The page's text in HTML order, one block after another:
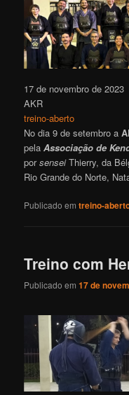
17 de novembro de 2023
AKR
treino-aberto
No dia 9 de setembro a
pelaAssociação de
porsenseiThierry, da
Rio Grande do Norte,
Publicado em treino-
Treino com
Publicado em17 de